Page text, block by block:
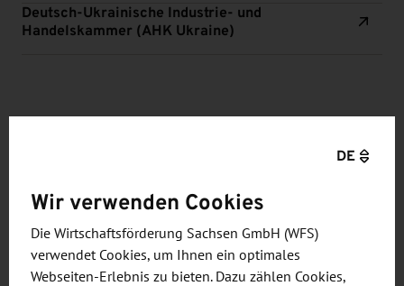
Deutsch-Ukrainische Industrie- und
Handelskammer (AHK Ukraine)
Unternehmerreise in die Ukraine (Lwiw &
15. - 19. September 2026
Wirtschaftsförderung Sachsen
DE
Wir verwenden Cookies
Die Wirtschaftsförderung Sachsen GmbH (WFS)
verwendet Cookies, um Ihnen ein optimales
Webseiten-Erlebnis zu bieten. Dazu zählen Cookies,